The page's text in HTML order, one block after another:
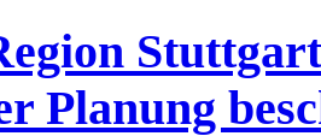
Planung